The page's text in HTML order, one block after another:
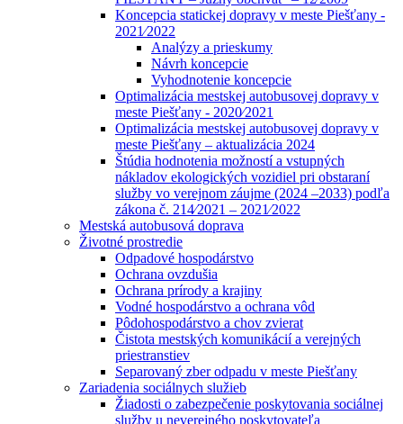
Koncepcia statickej dopravy v meste Piešťany -
2021⁄2022
Analýzy a prieskumy
Návrh koncepcie
Vyhodnotenie koncepcie
Optimalizácia mestskej autobusovej dopravy v
meste Piešťany - 2020⁄2021
Optimalizácia mestskej autobusovej dopravy v
meste Piešťany – aktualizácia 2024
Štúdia hodnotenia možností a vstupných
nákladov ekologických vozidiel pri obstaraní
služby vo verejnom záujme (2024 –2033) podľa
zákona č. 214⁄2021 – 2021⁄2022
Mestská autobusová doprava
Životné prostredie
Odpadové hospodárstvo
Ochrana ovzdušia
Ochrana prírody a krajiny
Vodné hospodárstvo a ochrana vôd
Pôdohospodárstvo a chov zvierat
Čistota mestských komunikácií a verejných
priestranstiev
Separovaný zber odpadu v meste Piešťany
Zariadenia sociálnych služieb
Žiadosti o zabezpečenie poskytovania sociálnej
služby u neverejného poskytovateľa